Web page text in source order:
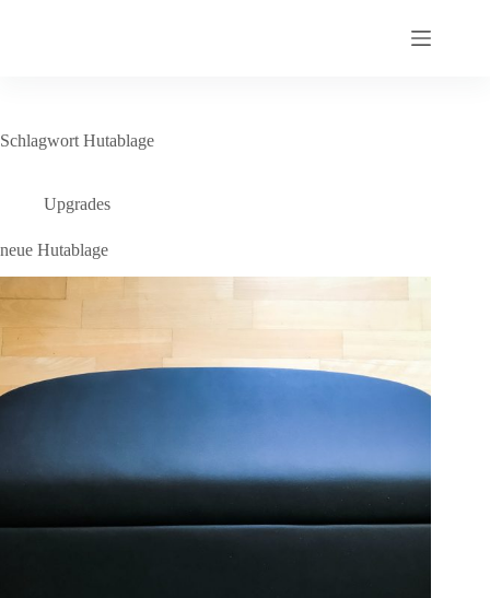
Schlagwort Hutablage
Upgrades
neue Hutablage